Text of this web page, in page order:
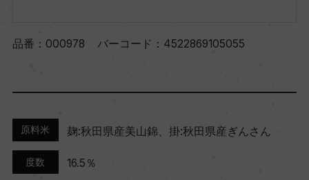
品番： 000978 バーコード： 4522869105055
原料米 麹:秋田県産美山錦、掛:秋田県産ぎんさん
度数 16.5％